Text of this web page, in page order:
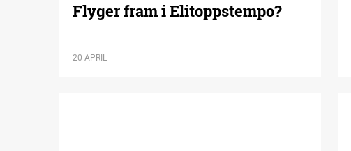
Flyger fram i Elitoppstempo?
20 APRIL